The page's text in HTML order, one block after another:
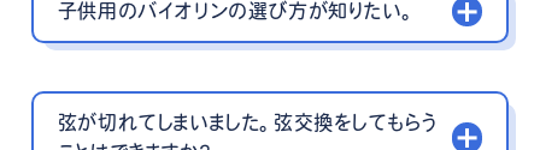
子供用のバイオリンの選び方が知りたい。
弦が切れてしまいました。弦交換をしてもらう